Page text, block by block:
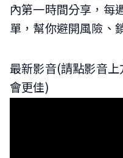
內第一時間分享，每
單，幫你避開風險、
最新影音(請點影音
會更佳)